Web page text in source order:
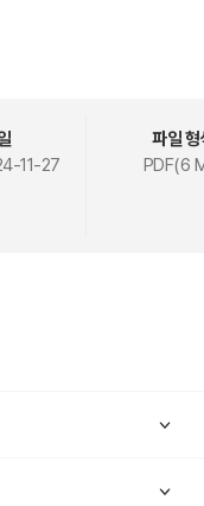
, 무예서 등을 고찰하고 보
)를 연결하며 종합한 해
),회(回, 廻)字에 관련
예의 보존 및 표준화, 세
11-27
파일 형
PDF(6